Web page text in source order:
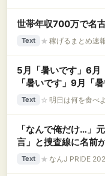
世帯年収700万で名
Text ★ 稼げるまとめ速
5月「暑いです」6月
「暑いです」9月「
Text ☆ 明日は何を食べ
「なんで俺だけ…」
言」と捜査線に名前
Text ★ なんJ PRIDE